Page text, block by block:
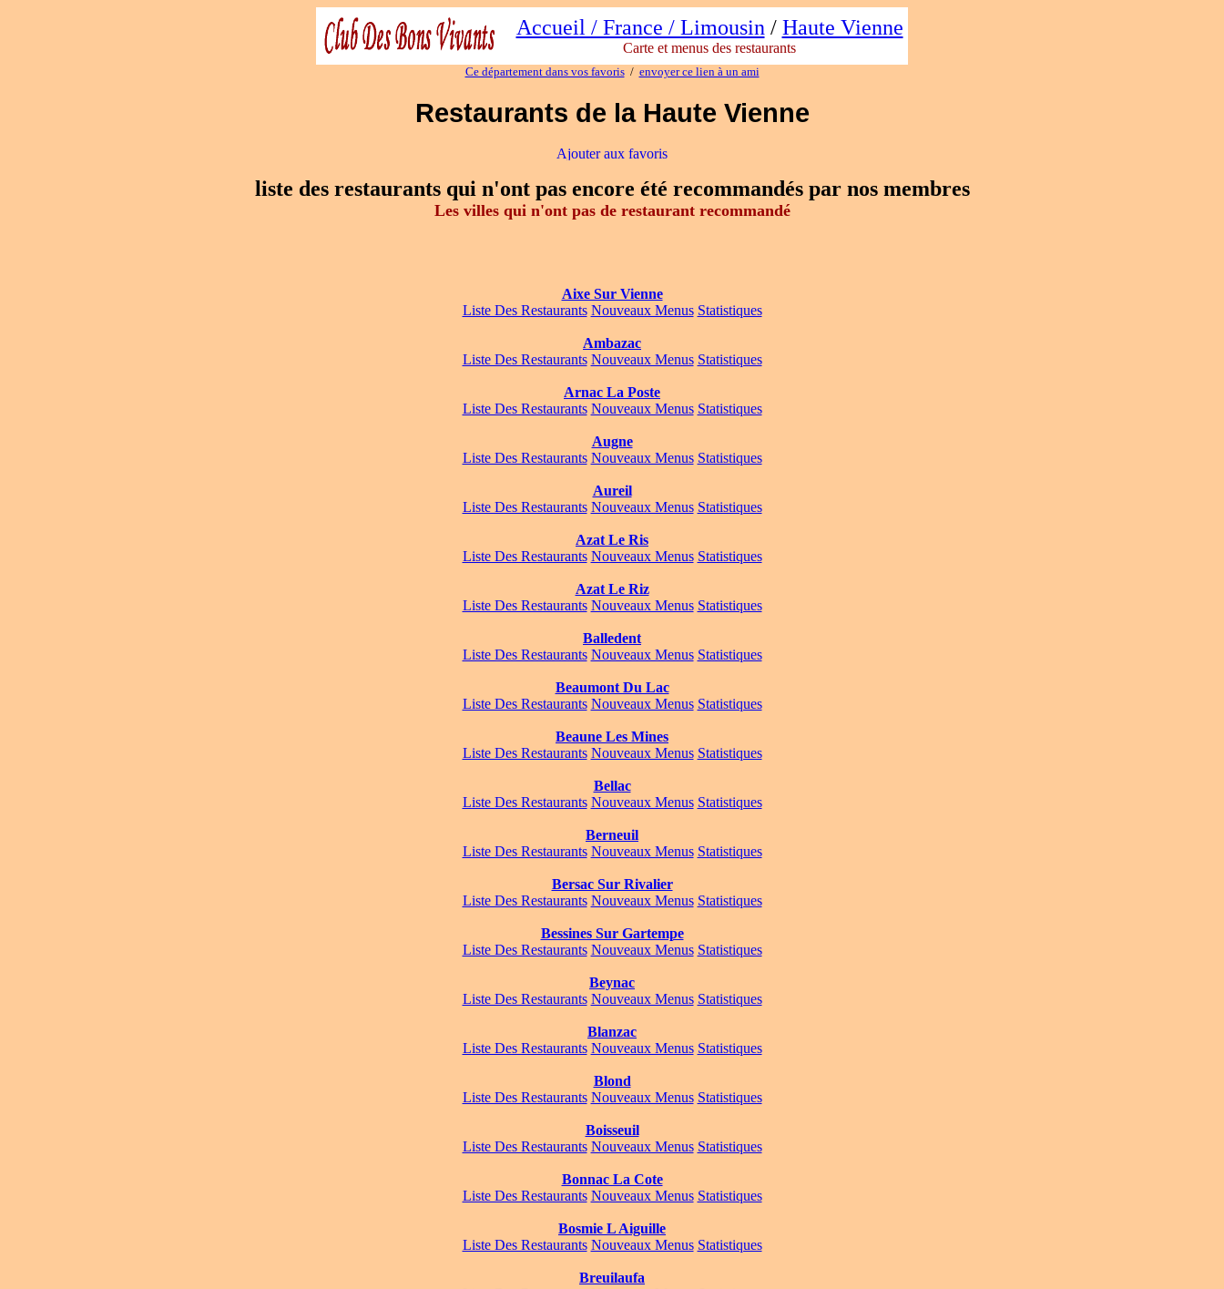
Accueil / France / Limousin / Haute Vienne
Carte et menus des restaurants
Ce département dans vos favoris/ envoyer ce lien à un ami
Restaurants de la Haute Vienne
liste des restaurants qui n'ont pas encore été recommandés par nos membres
Les villes qui n'ont pas de restaurant recommandé
Aixe Sur Vienne
Liste Des Restaurants Nouveaux Menus Statistiques
Ambazac
Liste Des Restaurants Nouveaux Menus Statistiques
Arnac La Poste
Liste Des Restaurants Nouveaux Menus Statistiques
Augne
Liste Des Restaurants Nouveaux Menus Statistiques
Aureil
Liste Des Restaurants Nouveaux Menus Statistiques
Azat Le Ris
Liste Des Restaurants Nouveaux Menus Statistiques
Azat Le Riz
Liste Des Restaurants Nouveaux Menus Statistiques
Balledent
Liste Des Restaurants Nouveaux Menus Statistiques
Beaumont Du Lac
Liste Des Restaurants Nouveaux Menus Statistiques
Beaune Les Mines
Liste Des Restaurants Nouveaux Menus Statistiques
Bellac
Liste Des Restaurants Nouveaux Menus Statistiques
Berneuil
Liste Des Restaurants Nouveaux Menus Statistiques
Bersac Sur Rivalier
Liste Des Restaurants Nouveaux Menus Statistiques
Bessines Sur Gartempe
Liste Des Restaurants Nouveaux Menus Statistiques
Beynac
Liste Des Restaurants Nouveaux Menus Statistiques
Blanzac
Liste Des Restaurants Nouveaux Menus Statistiques
Blond
Liste Des Restaurants Nouveaux Menus Statistiques
Boisseuil
Liste Des Restaurants Nouveaux Menus Statistiques
Bonnac La Cote
Liste Des Restaurants Nouveaux Menus Statistiques
Bosmie L Aiguille
Liste Des Restaurants Nouveaux Menus Statistiques
Breuilaufa